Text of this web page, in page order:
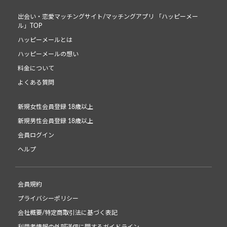
出会い・恋愛マッチングサイト/マッチングアプリ 「ハッピーメー
ル」TOP
ハッピーメールとは
ハッピーメールの想い
料金について
よくある質問
新規女性会員登録 18歳以上
新規男性会員登録 18歳以上
会員ログイン
ヘルプ
会員規約
プライバシーポリシー
会社概要/特定商取引法に基づく表記